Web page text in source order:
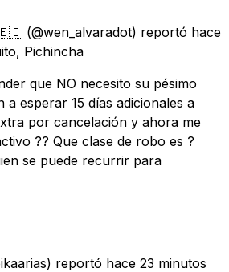
(@wen_alvaradot) reportó hace
Pichincha
que NO necesito su pésimo
a esperar 15 días adicionales a
por cancelación y ahora me
?? Que clase de robo es ?
se puede recurrir para
reportó hace 23 minutos